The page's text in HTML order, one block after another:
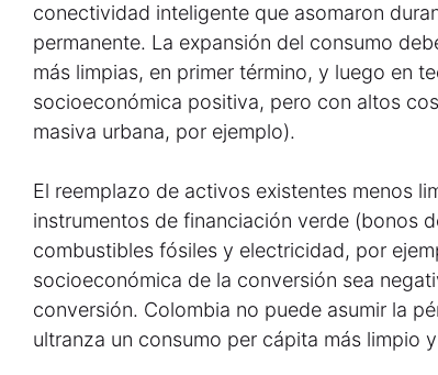
conectividad inteligente que asomaron
permanente. La expansión del consumo
más limpias, en primer término, y luego en
socioeconómica positiva, pero con altos
masiva urbana, por ejemplo).
El reemplazo de activos existentes menos
instrumentos de financiación verde (bonos
combustibles fósiles y electricidad, por
socioeconómica de la conversión sea
conversión. Colombia no puede asumir la
ultranza un consumo per cápita más limpio